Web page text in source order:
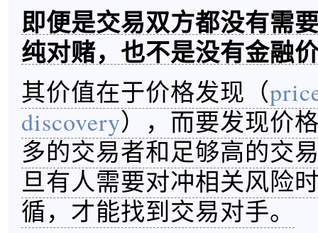
即便是交易双方都没有需
纯对赌，也不是没有金融
其价值在于价格发现（
discovery），而要发现价
多的交易者和足够高的交
旦有人需要对冲相关风险
循，才能找到交易对手。